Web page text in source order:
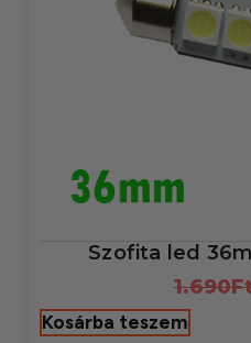
Szofita led
1.690
Kosárba teszem